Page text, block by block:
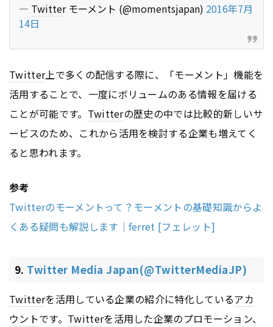
— Twitterモーメント (@momentsjapan) 2016年7月
14日
Twitter上で多くの配信する際に、「モーメント」機能を
活用することで、一度にボリュームのある情報を届ける
ことが可能です。 Twitterの歴史の中では比較的新しいサ
ービスのため、これから活用を検討する企業も増えてく
ると思われます。
参考
Twitterのモーメントって？モーメントの基礎知識からよ
くある疑問も解説します｜ferret [フェレット]
9. Twitter Media Japan(@TwitterMediaJP)
Twitterを活用している企業の紹介に特化しているアカ
ウントです。 Twitterを活用した企業のプロモーション、